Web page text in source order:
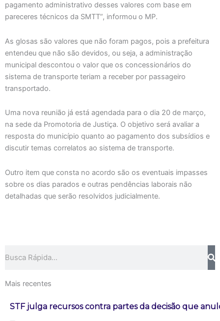
pagamento administrativo desses valores com base em
pareceres técnicos da SMTT”, informou o MP.
As glosas são valores que não foram pagos, pois a prefeitura
entendeu que não são devidos, ou seja, a administração
municipal descontou o valor que os concessionários do
sistema de transporte teriam a receber por passageiro
transportado.
Uma nova reunião já está agendada para o dia 20 de março,
na sede da Promotoria de Justiça. O objetivo será avaliar a
resposta do município quanto ao pagamento dos subsídios e
discutir temas correlatos ao sistema de transporte.
Outro item que consta no acordo são os eventuais impasses
sobre os dias parados e outras pendências laborais não
detalhadas que serão resolvidos judicialmente.
Mais recentes
STF julga recursos contra partes da decisão que